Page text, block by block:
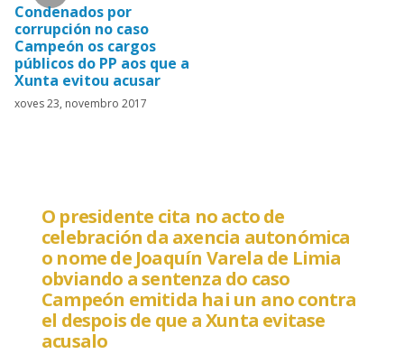
Condenados por
corrupción no caso
Campeón os cargos
públicos do PP aos que a
Xunta evitou acusar
xoves 23, novembro 2017
O presidente cita no acto de
celebración da axencia autonómica
o nome de Joaquín Varela de Limia
obviando a sentenza do caso
Campeón emitida hai un ano contra
el despois de que a Xunta evitase
acusalo